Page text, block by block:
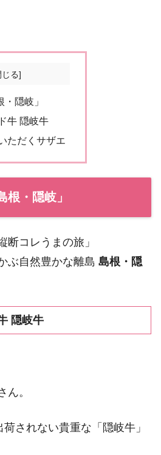
隠岐」
牛 隠岐牛
ただくサザエ
根・隠岐」
断コレうまの旅」
ぶ自然豊かな離島 島根・隠
隠岐牛
ん。
されない貴重な「隠岐牛」